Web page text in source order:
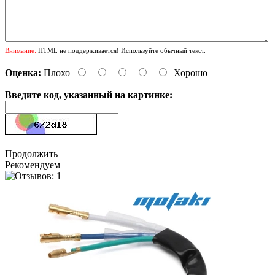
Внимание: HTML не поддерживается! Используйте обычный текст.
Оценка: Плохо Хорошо
Введите код, указанный на картинке:
Продолжить
Рекомендуем